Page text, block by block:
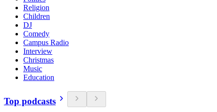
Religion
Children
DJ
Comedy
Campus Radio
Interview
Christmas
Music
Education
Top podcasts